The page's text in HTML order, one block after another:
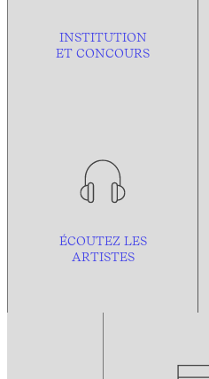
INSTITUTION
ET CONCOURS
ÉCOUTEZ LES
ARTISTES